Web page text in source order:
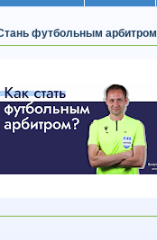
футбольным арбитром